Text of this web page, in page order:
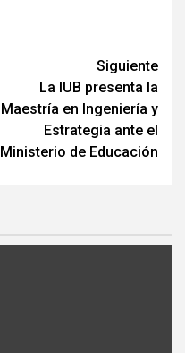
Siguiente
La IUB presenta la
Maestría en Ingeniería y
Estrategia ante el
Ministerio de Educación